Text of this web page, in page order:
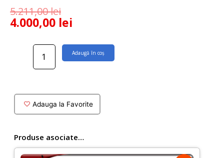
5.211,00lei
4.000,00 lei
Cantitate
160x120
cm
profile
Adaugă în coș
Adauga la Favorite
Produse asociate…